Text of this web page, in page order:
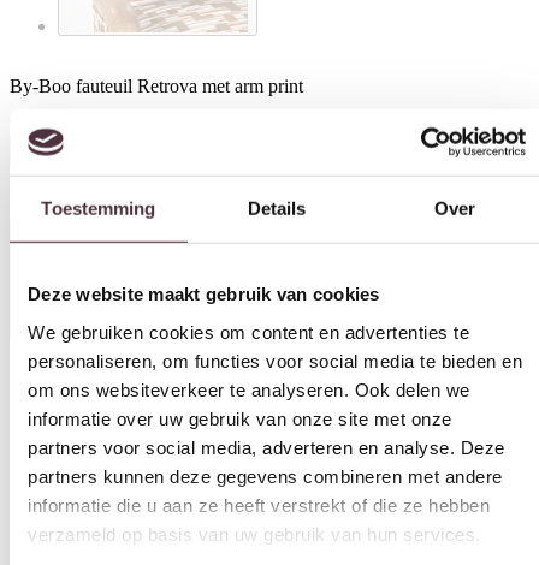
Toestemming Over
Deze website maakt gebruik van cookies
personaliseren, om functies voor social media te bieden en
informatie over uw gebruik van onze site met onze
partners voor social media, adverteren en analyse. Deze
partners kunnen deze gegevens combineren met andere
informatie die u aan ze heeft verstrekt of die ze hebben
verzameld op basis van uw gebruik van hun services.
Toestemmingsselectie
By-Boo fauteuil Retrova met arm print
Materiaal
Hout, Stof
Multi mix kleuren
Breedte (cm)
72 cm